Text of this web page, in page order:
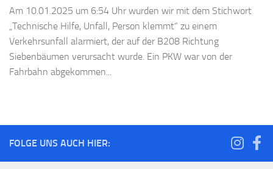
Am 10.01.2025 um 6:54 Uhr wurden wir mit dem Stichwort
„Technische Hilfe, Unfall, Person klemmt“ zu einem
Verkehrsunfall alarmiert, der auf der B208 Richtung
Siebenbäumen verursacht wurde. Ein PKW war von der
Fahrbahn abgekommen...
FOLGE UNS AUCH HIER: